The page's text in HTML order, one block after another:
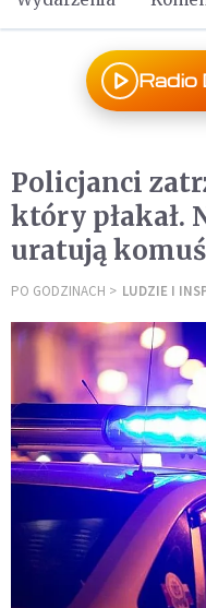
Radio
Policjanci
który płakał.
uratują
PO GODZINACH LUDZIE I